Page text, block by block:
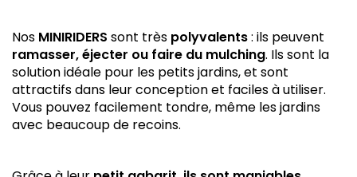
Nos MINIRIDERS sont très polyvalents: ils peuvent
ramasser, éjecter ou faire du mulching. Ils sont la
solution idéale pour les petits jardins, et sont
attractifs dans leur conception et faciles à utiliser.
Vous pouvez facilement tondre, même les jardins
avec beaucoup de recoins.